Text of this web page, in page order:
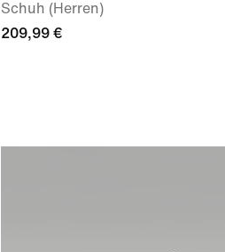
Schuh (Herren)
209,99 €